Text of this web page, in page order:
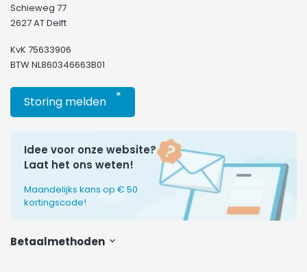
Schieweg 77
2627 AT Delft
KvK 75633906
BTW NL860346663B01
Storing melden *
Idee voor onze website?
Laat het ons weten!
Maandelijks kans op € 50
kortingscode!
Betaalmethoden